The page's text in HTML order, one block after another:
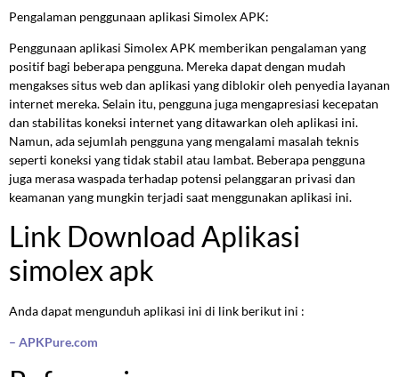
Pengalaman penggunaan aplikasi Simolex APK:
Penggunaan aplikasi Simolex APK memberikan pengalaman yang
positif bagi beberapa pengguna. Mereka dapat dengan mudah
mengakses situs web dan aplikasi yang diblokir oleh penyedia layanan
internet mereka. Selain itu, pengguna juga mengapresiasi kecepatan
dan stabilitas koneksi internet yang ditawarkan oleh aplikasi ini.
Namun, ada sejumlah pengguna yang mengalami masalah teknis
seperti koneksi yang tidak stabil atau lambat. Beberapa pengguna
juga merasa waspada terhadap potensi pelanggaran privasi dan
keamanan yang mungkin terjadi saat menggunakan aplikasi ini.
Link Download Aplikasi
simolex apk
Anda dapat mengunduh aplikasi ini di link berikut ini :
– APKPure.com